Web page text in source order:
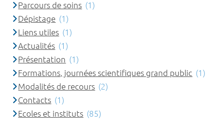
Parcours de soins (1)
Dépistage (1)
Liens utiles (1)
Actualités (1)
Présentation (1)
Formations, journées scientifiques grand public (1)
Modalités de recours (2)
Contacts (1)
Ecoles et instituts (85)